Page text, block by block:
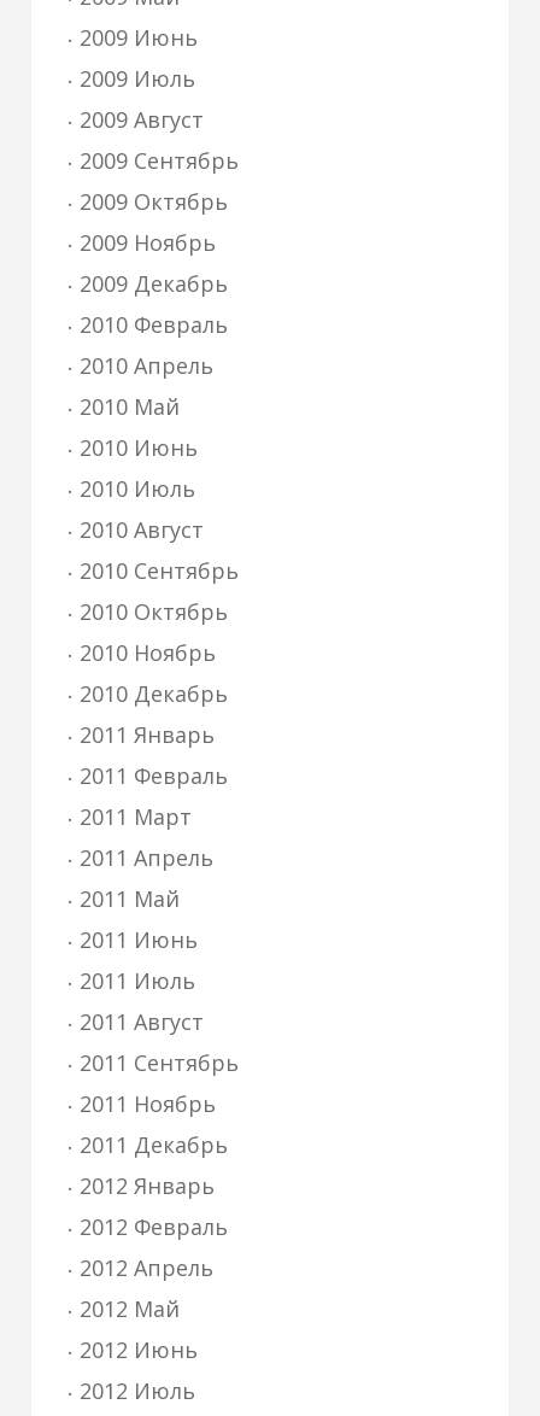
2009 Июнь
2009 Июль
2009 Август
2009 Сентябрь
2009 Октябрь
2009 Ноябрь
2009 Декабрь
2010 Февраль
2010 Апрель
2010 Май
2010 Июнь
2010 Июль
2010 Август
2010 Сентябрь
2010 Октябрь
2010 Ноябрь
2010 Декабрь
2011 Январь
2011 Февраль
2011 Март
2011 Апрель
2011 Май
2011 Июнь
2011 Июль
2011 Август
2011 Сентябрь
2011 Ноябрь
2011 Декабрь
2012 Январь
2012 Февраль
2012 Апрель
2012 Май
2012 Июнь
2012 Июль